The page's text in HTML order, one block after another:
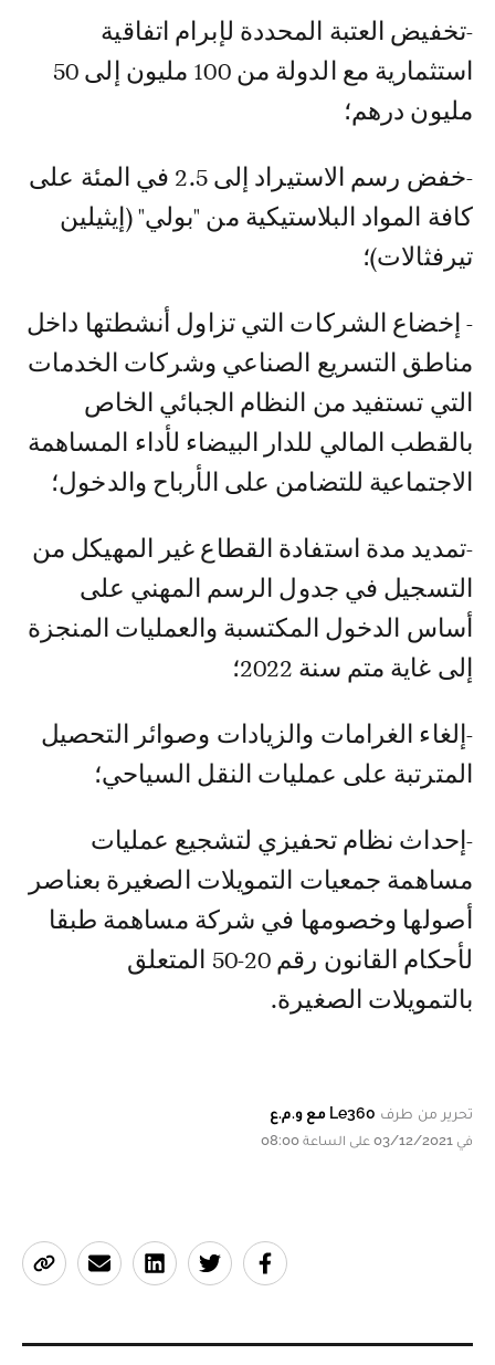
-تخفيض العتبة المحددة لإبرام اتفاقية
استثمارية مع الدولة من 100 مليون إلى 50
مليون درهم؛
-خفض رسم الاستيراد إلى 2.5 في المئة على
كافة المواد البلاستيكية من "بولي" (إيثيلين
تيرفثالات)؛
- إخضاع الشركات التي تزاول أنشطتها داخل
مناطق التسريع الصناعي وشركات الخدمات
التي تستفيد من النظام الجبائي الخاص
بالقطب المالي للدار البيضاء لأداء المساهمة
الاجتماعية للتضامن على الأرباح والدخول؛
-تمديد مدة استفادة القطاع غير المهيكل من
التسجيل في جدول الرسم المهني على
أساس الدخول المكتسبة والعمليات المنجزة
إلى غاية متم سنة 2022؛
-إلغاء الغرامات والزيادات وصوائر التحصيل
المترتبة على عمليات النقل السياحي؛
-إحداث نظام تحفيزي لتشجيع عمليات
مساهمة جمعيات التمويلات الصغيرة بعناصر
أصولها وخصومها في شركة مساهمة طبقا
لأحكام القانون رقم 20-50 المتعلق
بالتمويلات الصغيرة.
تحرير من طرف Le360 مع و.م.ع
في 03/12/2021 على الساعة 08:00